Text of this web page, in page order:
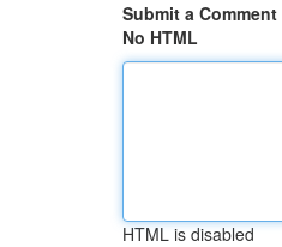
Submit a Comment
No HTML
HTML is disabled